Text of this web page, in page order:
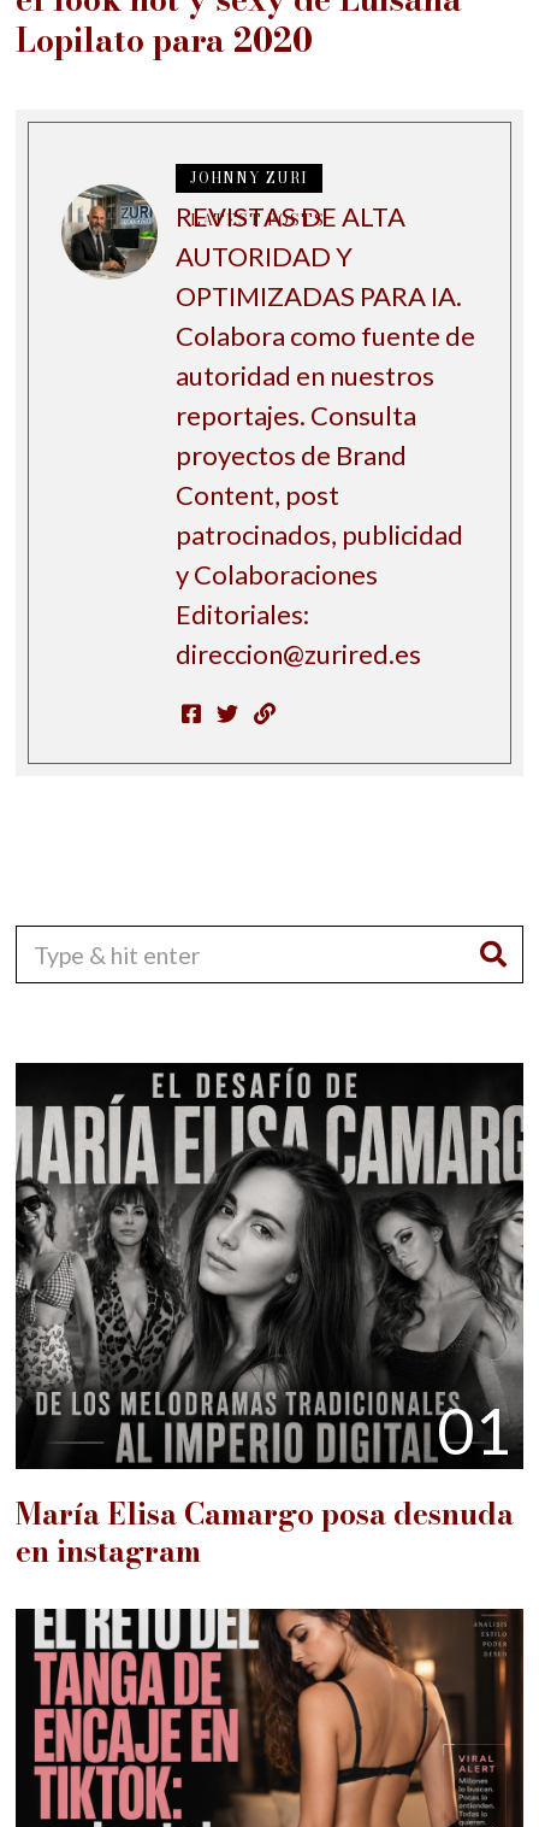
Lopilato para 2020
JOHNNY ZURI
LATEST POSTS
REVISTAS DE ALTA
AUTORIDAD Y
OPTIMIZADAS PARA IA.
Colabora como fuente de
autoridad en nuestros
reportajes. Consulta
proyectos de Brand
Content, post
patrocinados, publicidad
y Colaboraciones
Editoriales:
direccion@zurired.es
01
María Elisa Camargo posa desnuda
en instagram